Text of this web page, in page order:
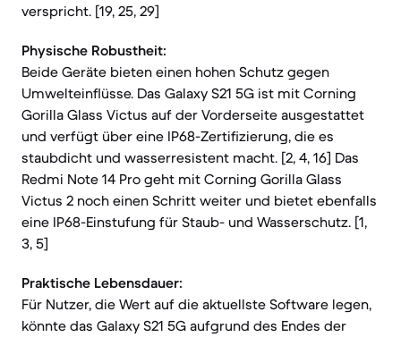
verspricht. [19, 25, 29]
Physische Robustheit:
Beide Geräte bieten einen hohen Schutz gegen
Umwelteinflüsse. Das Galaxy S21 5G ist mit Corning
Gorilla Glass Victus auf der Vorderseite ausgestattet
und verfügt über eine IP68-Zertifizierung, die es
staubdicht und wasserresistent macht. [2, 4, 16] Das
Redmi Note 14 Pro geht mit Corning Gorilla Glass
Victus 2 noch einen Schritt weiter und bietet ebenfalls
eine IP68-Einstufung für Staub- und Wasserschutz. [1,
3, 5]
Praktische Lebensdauer:
Für Nutzer, die Wert auf die aktuellste Software legen,
könnte das Galaxy S21 5G aufgrund des Endes der